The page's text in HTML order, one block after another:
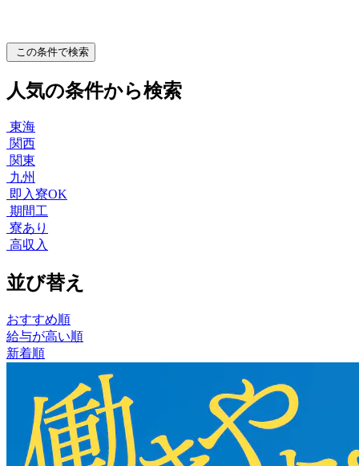
この条件で検索
人気の条件から検索
東海
関西
関東
九州
即入寮OK
期間工
寮あり
高収入
並び替え
おすすめ順
給与が高い順
新着順